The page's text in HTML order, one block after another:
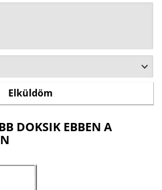
DOKSIK EBBEN A